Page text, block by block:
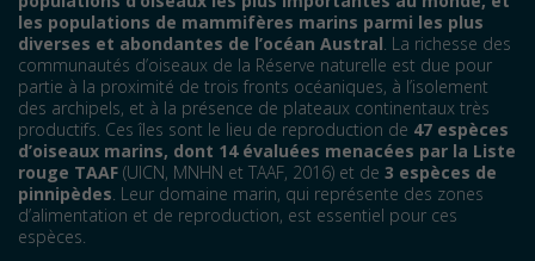
les populations de mammifères marins parmi les plus
diverses et abondantes de l’océan Austral. La richesse des
communautés d’oiseaux de la Réserve naturelle est due pour
partie à la proximité de trois fronts océaniques, à l’isolement
des archipels, et à la présence de plateaux continentaux très
productifs. Ces îles sont le lieu de reproduction de 47 espèces
d’oiseaux marins, dont 14 évaluées menacées par la Liste
rouge TAAF (UICN, MNHN et TAAF, 2016) et de 3 espèces de
pinnipèdes. Leur domaine marin, qui représente des zones
d’alimentation et de reproduction, est essentiel pour ces
espèces.